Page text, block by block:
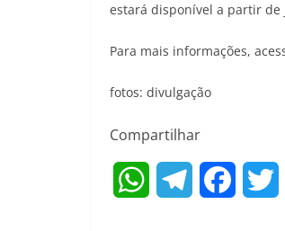
estará disponível a partir
Para mais informações,
fotos: divulgação
Compartilhar
W